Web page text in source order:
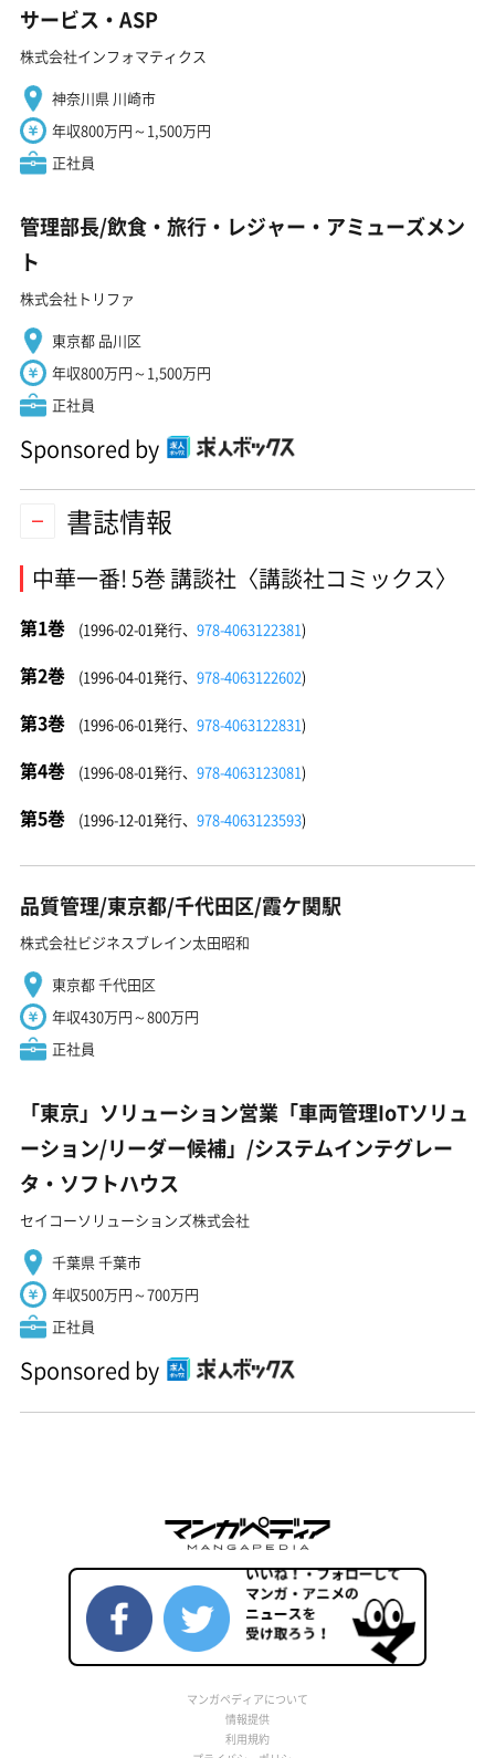
サービス・ASP
株式会社インフォマティクス
神奈川県 川崎市
年収800万円～1,500万円
正社員
管理部長/飲食・旅行・レジャー・アミューズメン
ト
株式会社トリファ
東京都 品川区
年収800万円～1,500万円
正社員
Sponsored by
書誌情報
中華一番! 5巻 講談社〈講談社コミックス〉
第1巻 (1996-02-01発行、 978-4063122381)
第2巻 (1996-04-01発行、 978-4063122602)
第3巻 (1996-06-01発行、 978-4063122831)
第4巻 (1996-08-01発行、 978-4063123081)
第5巻 (1996-12-01発行、 978-4063123593)
品質管理/東京都/千代田区/霞ケ関駅
株式会社ビジネスブレイン太田昭和
東京都 千代田区
年収430万円～800万円
正社員
「東京」ソリューション営業「車両管理IoTソリュ
ーション/リーダー候補」/システムインテグレー
タ・ソフトハウス
セイコーソリューションズ株式会社
千葉県 千葉市
年収500万円～700万円
正社員
Sponsored by
マンガペディアについて
情報提供
利用規約